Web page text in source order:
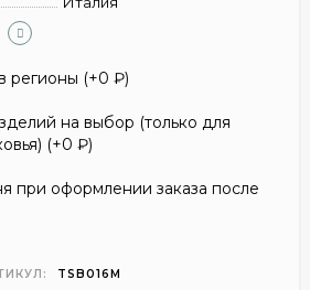
регионы (+0 ₽)
на выбор (только для
(+0 ₽)
при оформлении заказа после
TSB016M